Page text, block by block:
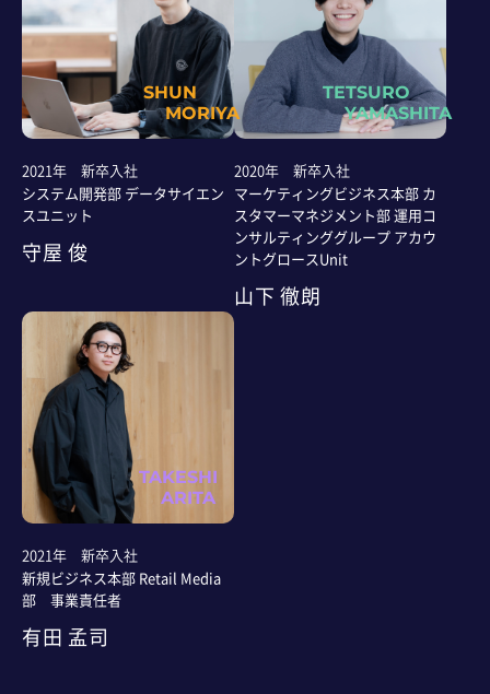
SHUN
MORIYA
2021年 新卒入社
システム開発部 データサイエン
スユニット
守屋 俊
TETSURO
YAMASHITA
2020年 新卒入社
マーケティングビジネス本部 カ
スタマーマネジメント部 運用コ
ンサルティンググループ アカウ
ントグロースUnit
山下 徹朗
TAKESHI
ARITA
2021年 新卒入社
新規ビジネス本部 Retail Media
部 事業責任者
有田 孟司